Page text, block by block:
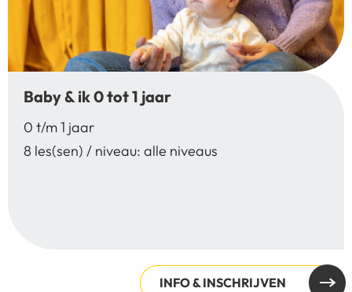
Baby & ik 0 tot 1 jaar
0 t/m 1 jaar
8 les(sen) / niveau: alle niveaus
INFO & INSCHRIJVEN